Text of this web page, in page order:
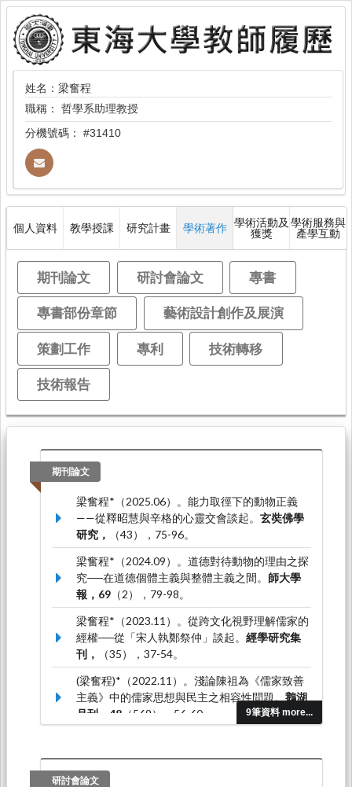
姓名：梁奮程
職稱： 哲學系助理教授
分機號碼： #31410
個人資料 教學授課 研究計畫 學術著作 學術活動及
獲獎
學術服務與
產學互動
期刊論文 研討會論文 專書
專書部份章節 藝術設計創作及展演
策劃工作 專利 技術轉移
技術報告
期刊論文
9筆資料 more...
梁奮程*（2025.06）。能力取徑下的動物正義
——從釋昭慧與辛格的心靈交會談起。 玄奘佛學
研究，
（43），75-96。
梁奮程*（2024.09）。道德對待動物的理由之探
究──在道德個體主義與整體主義之間。 師大學
報，69 （2），79-98。
梁奮程*（2023.11）。從跨文化視野理解儒家的
經權──從「宋人執鄭祭仲」談起。 經學研究集
刊，
（35），37-54。
(梁奮程)*（2022.11）。淺論陳祖為《儒家致善
主義》中的儒家思想與民主之相容性問題。 鵝湖
月刊，48 （569），56-60。
治責任思考《經濟，不是市場說了算》。新實踐
集刊，（1），135-141。
研討會論文